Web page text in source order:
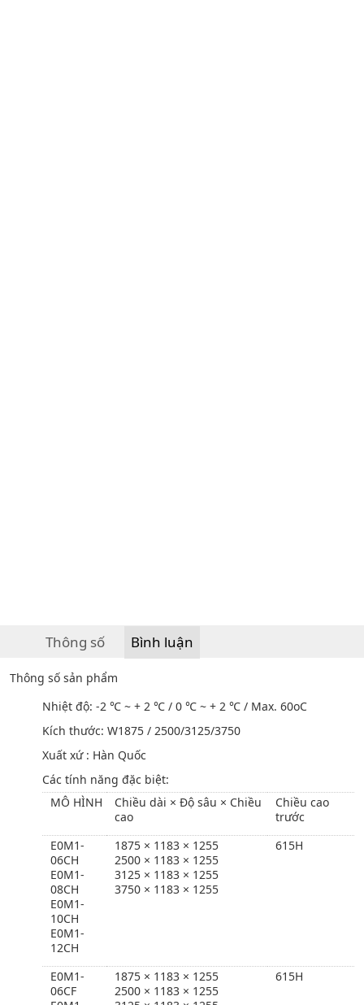
Thông số Bình luận
Thông số sản phẩm
Nhiệt độ: -2 ℃ ~ + 2 ℃ / 0 ℃ ~ + 2 ℃ / Max. 60oC
Kích thước: W1875 / 2500/3125/3750
Xuất xứ : Hàn Quốc
Các tính năng đặc biệt:
MÔ HÌNH
Chiều dài × Độ sâu × Chiều
cao
Chiều cao
trước
E0M1-
06CH
E0M1-
08CH
E0M1-
10CH
E0M1-
12CH
1875 × 1183 × 1255
2500 × 1183 × 1255
3125 × 1183 × 1255
3750 × 1183 × 1255
615H
E0M1-
06CF
1875 × 1183 × 1255
2500 × 1183 × 1255
615H